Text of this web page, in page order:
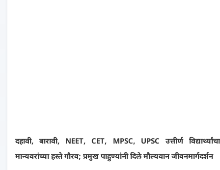
दहावी, बारावी, NEET, CET, MPSC, UPSC उत्तीर्ण विद्यार्थ्यांचा
मान्यवरांच्या हस्ते गौरव; प्रमुख पाहुण्यांनी दिले मौल्यवान जीवनमार्गदर्शन